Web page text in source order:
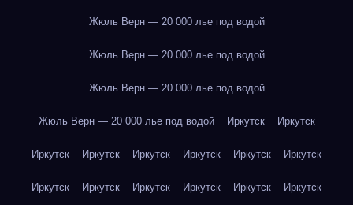
Жюль Верн — 20 000 лье под водой
Жюль Верн — 20 000 лье под водой
Жюль Верн — 20 000 лье под водой
Жюль Верн — 20 000 лье под водой Иркутск Иркутск
Иркутск Иркутск Иркутск Иркутск Иркутск Иркутск
Иркутск Иркутск Иркутск Иркутск Иркутск Иркутск